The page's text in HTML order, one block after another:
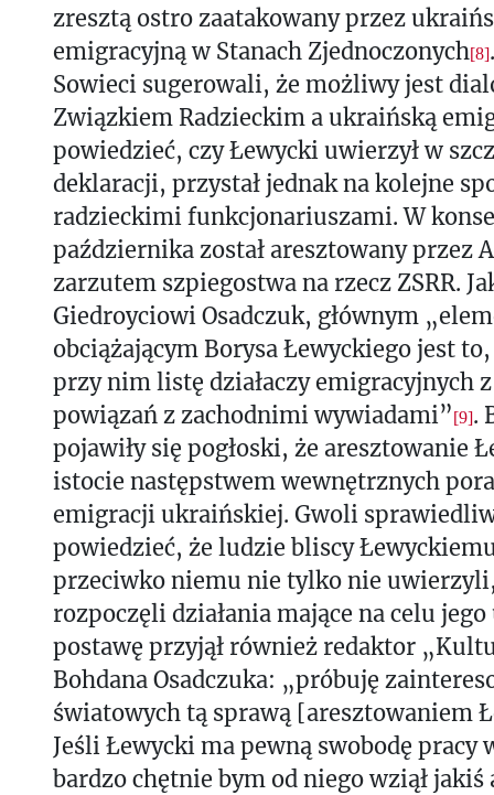
zresztą ostro zaatakowany przez
emigracyjną w Stanach Zjednoczonych[8]
Sowieci sugerowali, że możliwy jest
Związkiem Radzieckim a ukraińską
powiedzieć, czy Łewycki uwierzył w
deklaracji, przystał jednak na kolejne
radzieckimi funkcjonariuszami. W
października został aresztowany przez
zarzutem szpiegostwa na rzecz ZSRR.
Giedroyciowi Osadczuk, głównym
obciążającym Borysa Łewyckiego jest
przy nim listę działaczy emigracyjnych
powiązań z zachodnimi wywiadami”[9].
pojawiły się pogłoski, że aresztowanie
istocie następstwem wewnętrznych
emigracji ukraińskiej. Gwoli
powiedzieć, że ludzie bliscy
przeciwko niemu nie tylko nie
rozpoczęli działania mające na celu
postawę przyjął również redaktor
Bohdana Osadczuka: „próbuję
światowych tą sprawą [aresztowaniem
Jeśli Łewycki ma pewną swobodę pracy
bardzo chętnie bym od niego wziął jakiś